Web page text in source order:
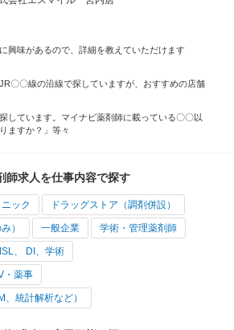
興味があるので、詳細を教えていただけます
〇〇線の沿線で探していますが、おすすめの店舗
しています。マイナビ薬剤師に載っている〇〇以
ますか？」等々
師求人を仕事内容で探す
ック ドラッグストア（調剤併設）
） 一般企業 学術・管理薬剤師
、 DI、学術
・薬事
統計解析など）